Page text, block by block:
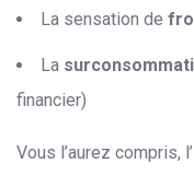
La sensation de
La
financier)
Vous l’aurez compris,